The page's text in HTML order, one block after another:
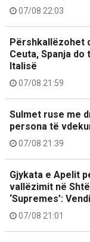
07/08 22:03
Përshkallëzohet
Ceuta, Spanja
Italisë
07/08 21:59
Sulmet ruse me
persona të
07/08 21:39
Gjykata e Apelit
vallëzimit në
‘Supremes’:
07/08 21:01